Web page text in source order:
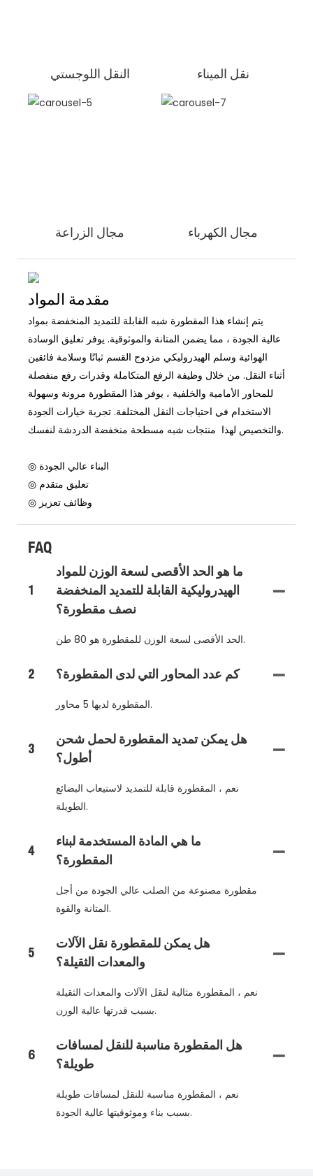
النقل اللوجستي نقل الميناء
مجال الزراعة مجال الكهرباء
مقدمة المواد
يتم إنشاء هذا المقطورة شبه القابلة للتمديد المنخفضة بمواد
عالية الجودة ، مما يضمن المتانة والموثوقية. يوفر تعليق الوسادة
الهوائية وسلم الهيدروليكي مزدوج القسم ثباتًا وسلامة فائقين
أثناء النقل. من خلال وظيفة الرفع المتكاملة وقدرات رفع منفصلة
للمحاور الأمامية والخلفية ، يوفر هذا المقطورة مرونة وسهولة
الاستخدام في احتياجات النقل المختلفة. تجربة خيارات الجودة
والتخصيص لهذا منتجات شبه مسطحة منخفضة الدردشة لنفسك.
◎ تعليق متقدم
◎ وظائف تعزيز
FAQ
1
ما هو الحد الأقصى لسعة الوزن للمواد
الهيدروليكية القابلة للتمديد المنخفضة
نصف مقطورة؟
الحد الأقصى لسعة الوزن للمقطورة هو 80 طن.
2 كم عدد المحاور التي لدى المقطورة؟
المقطورة لديها 5 محاور.
3
هل يمكن تمديد المقطورة لحمل شحن
أطول؟
نعم ، المقطورة قابلة للتمديد لاستيعاب البضائع
الطويلة.
4
ما هي المادة المستخدمة لبناء
المقطورة؟
مقطورة مصنوعة من الصلب عالي الجودة من أجل
المتانة والقوة.
5
هل يمكن للمقطورة نقل الآلات
والمعدات الثقيلة؟
نعم ، المقطورة مثالية لنقل الآلات والمعدات الثقيلة
بسبب قدرتها عالية الوزن.
6
هل المقطورة مناسبة للنقل لمسافات
طويلة؟
نعم ، المقطورة مناسبة للنقل لمسافات طويلة
بسبب بناء وموثوقيتها عالية الجودة.